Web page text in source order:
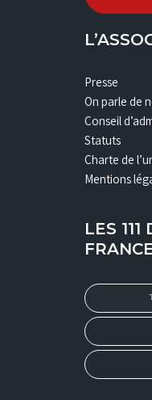
Presse
On parle de
Conseil
Statuts
Charte de
Mentions
LES